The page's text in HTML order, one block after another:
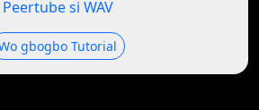
Peertube si WAV
gbogbo Tutorial